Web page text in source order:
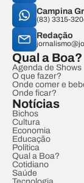
Campina
(83) 3315-
Redação
Qual a Boa?
Agenda de Shows
O que fazer?
Onde comer e
Onde ficar?
Notícias
Bichos
Cultura
Economia
Educação
Política
Qual a Boa?
Cotidiano
Saúde